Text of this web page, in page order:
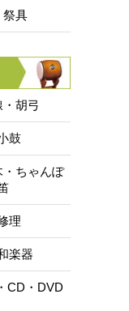
具
胡弓
鼓
ちゃんぽ
理
楽器
CD・DVD